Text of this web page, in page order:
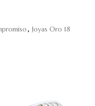
, Joyas Oro 18